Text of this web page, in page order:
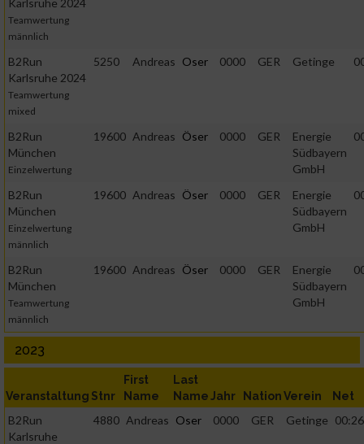
Karlsruhe 2024
Teamwertung
männlich
B2Run
Karlsruhe 2024
Teamwertung
mixed
5250 Andreas Oser 0000 GER Getinge
B2Run
München
Einzelwertung
19600 Andreas Öser 0000 GER
Energie
Südbayern
GmbH
B2Run
München
Einzelwertung
männlich
19600 Andreas Öser 0000 GER
Energie
Südbayern
GmbH
B2Run
München
Teamwertung
männlich
19600 Andreas Öser 0000 GER
Energie
Südbayern
GmbH
2023
Veranstaltung Stnr
First
Name
Last
NameJahr NationVerein Net
B2Run
Karlsruhe
4880 Andreas Oser 0000 GER Getinge